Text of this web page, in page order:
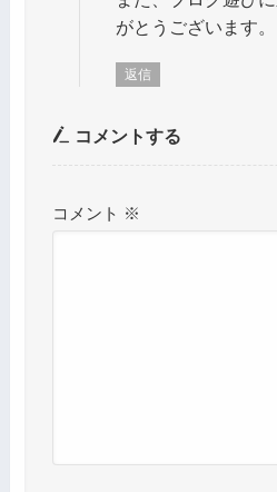
がとうございます。
返信
コメントする
コメント ※